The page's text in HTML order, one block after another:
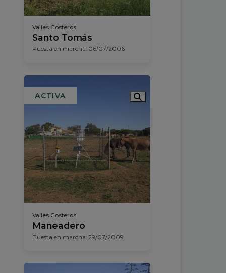
Valles Costeros
Santo Tomás
Puesta en marcha: 06/07/2006
ACTIVA
Valles Costeros
Maneadero
Puesta en marcha: 29/07/2009